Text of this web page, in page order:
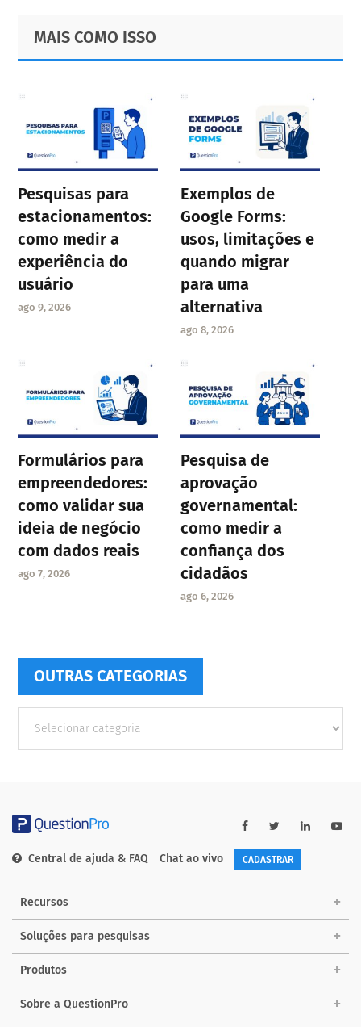
Primary
Sidebar
Footer
MAIS COMO ISSO
Pesquisas para
estacionamentos:
como medir a
experiência do
usuário
ago 9, 2026
Exemplos de
Google Forms:
usos, limitações e
quando migrar
para uma
alternativa
ago 8, 2026
Formulários para
empreendedores:
como validar sua
ideia de negócio
com dados reais
ago 7, 2026
Pesquisa de
aprovação
governamental:
como medir a
confiança dos
cidadãos
ago 6, 2026
OUTRAS CATEGORIAS
Categorias
Central de ajuda & FAQ Chat ao vivo CADASTRAR
Recursos
Soluções para pesquisas
Produtos
Sobre a QuestionPro